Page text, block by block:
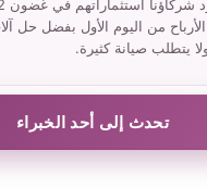
من اليوم الأول بفضل حل
يتطلب صيانة كثيرة.
تحدث إلى أحد الخبراء